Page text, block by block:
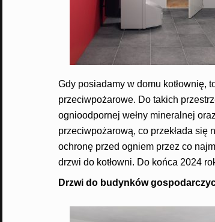
Gdy posiadamy w domu kotłownię,
przeciwpożarowe. Do takich
ognioodpornej wełny mineralnej
przeciwpożarową, co przekłada się
ochronę przed ogniem przez co
drzwi do kotłowni. Do końca 2024
Drzwi do budynków